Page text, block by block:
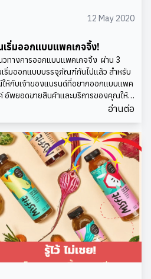
บรรยากาศหรูหรา การใช้สีเขียวเทากับสี
อกจากนี้การจับคู่ผ้าหรูอย่างกำมะหยี่กับ
ก็ดูเข้ากันได้ดีไม่แพ้การเลือกใช้สีม่วง
ผ้าใบ ULTRA VIOLET ในแวดวงความ
Violet ที่สามารถใช้เสริม แต่ง
งใหลให้กับทุกๆคน ด้วยความนุ่มลึกแบบ
มลงตัวของการผสมสี ไล่สี สีม่วงได้ถูกคัด
มในวงการแฟชั่นผ่านหลายกรรมวิธีการ
ทาเป็นลิปสติก หรือใช้เป็นสีเล็บสามารถที่
บผู้เลือกใช้ หรือการใช้สีม่วงผสมกับสีเม
องดวงตาดูลึกลับ เป็นปริศนาดั่งสีของ
ร้างความน่าดึงดูดที่น่าสนใจ นอกจากนี้สี
หรับการย้อมเส้นผมที่นับวันจะได้รับความ
บ Street StyleULTRA VIOLET เพื่อ
ทางเพื่อเปลี่ยนห้องแบบเดิมๆให้เป็น ห้อง
ขึ้น การเลือกใช้สีม่วง Ultra Violet นับ
อ ด้วยคุณสมบัติที่สามารถเข้ากันได้ดีกับสี
ตัว การจับคู่สีม่วงกับสีสันโทนสดใสหรือ สี
ด่นของเครื่องแต่งบ้านชิ้นอื่นๆ นอกจากนี้สี
บการใช้งานในทุกๆห้องของบ้าน หรือ
12 May 2020
ริ่มออกแบบแพคเกจจิ้ง!
ริ่มออกแบบบรรจุภัณฑ์กันไปแล้ว สำหรับ
ให้กับเจ้าของแบรนด์ที่อยากออกแบบแพค
อัพยอดขายสินค้าและบริการของคุณให้
ยละเอียดเพิ่มเติมกันอีกสักหน่อยนะครับ
อกมาตรงใจผู้ขาย และถูกใจผู้ซื้อได้
องคุณสู่สายตาของลูกค้าและผู้พบเห็น ดัง
งใส่ใจในรายละเอียดอัตลักษณ์ของ
บ คุณควรมีข้อมูลเกี่ยวกับอัตลักษณ์ของ
ก่อน สีหลัก เฉดสีที่เลือกใช้: ชื่อสี โค้ดสี
ดเจน อาทิ ตัวหนาสำหรับหัวข้อ ตัวเล็ก
บรนด์: จัดเตรียมประเภทไฟล์ที่เหมาะสม
นแพคเกจจิ้ง แต่ละประเภทสินค้า แต่ละ
บนแพคเกจจิ้งแตกต่างกันไป ดังนั้น
รถใช้งานได้จริง การมีข้อมูลในส่วนนี้ไว้
บ ทั้งนี้ข้อมูลที่ต้องมีเพื่อระบุบนแพคเกจ
อ่านต่อ